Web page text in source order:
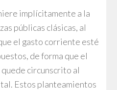
implícitamente a la
públicas clásicas, al
el gasto corriente esté
de forma que el
circunscrito al
Estos planteamientos